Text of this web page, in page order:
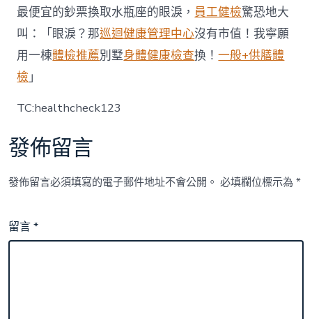
最便宜的鈔票換取水瓶座的眼淚， 員工健檢驚恐地大
叫：「眼淚？那巡迴健康管理中心沒有市值！我寧願
用一棟體檢推薦別墅身體健康檢查換！一般+供膳體
檢」
TC:healthcheck123
發佈留言
發佈留言必須填寫的電子郵件地址不會公開。 必填欄位標示為*
留言*